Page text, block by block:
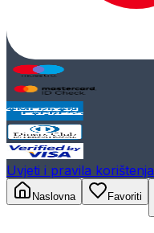
Uvjeti i pravila korištenja
Naslovna
Favoriti